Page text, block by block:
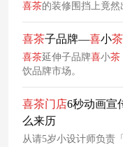
喜茶的装修围挡上竟然
喜茶子品牌—喜小茶
喜茶延伸子品牌喜小茶
饮品牌市场。
喜茶门店6秒动画宣
么来历
从请5岁小设计师负责